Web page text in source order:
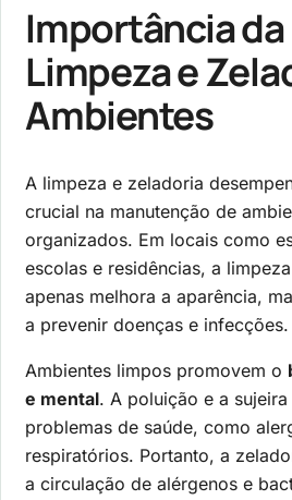
Importância da
Limpeza e
Ambientes
A limpeza e zeladoria
crucial na manutenção de
organizados. Em locais como
escolas e residências, a
apenas melhora a aparência,
a prevenir doenças e infecções.
Ambientes limpos promovem o
e mental. A poluição e a
problemas de saúde, como
respiratórios. Portanto, a
a circulação de alérgenos e